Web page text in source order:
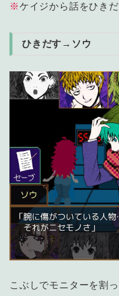
※ケイジから話をひき
ひきだす→ソウ
こぶしでモニターを割